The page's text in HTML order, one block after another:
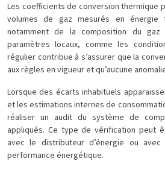
Les coefficients de conversion thermique
volumes de gaz mesurés en énergie
notamment de la composition du
paramètres locaux, comme les
régulier contribue à s’assurer que la
aux règles en vigueur et qu’aucune
Lorsque des écarts inhabituels
et les estimations internes de
réaliser un audit du système de
appliqués. Ce type de vérification peut
avec le distributeur d’énergie ou
performance énergétique.